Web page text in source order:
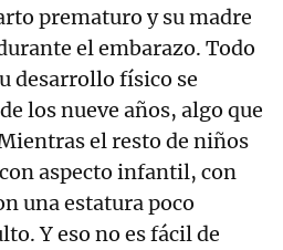
prematuro y su madre
el embarazo. Todo
desarrollo físico se
los nueve años, algo que
el resto de niños
aspecto infantil, con
una estatura poco
Y eso no es fácil de